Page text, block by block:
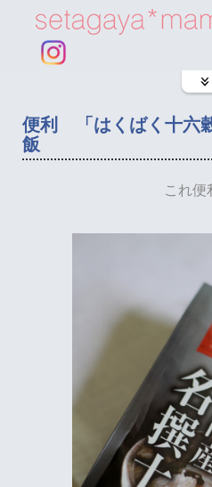
便利 「はくばく十六
飯
これ便